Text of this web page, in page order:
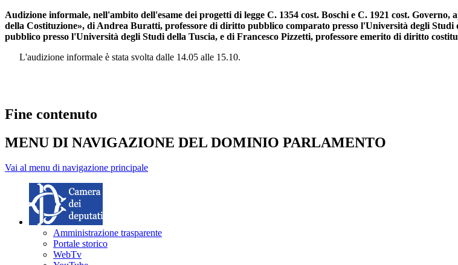
Audizione informale, nell'ambito dell'esame dei progetti di legge C. 1354 cost. Boschi e C. 1921 cost.
della Costituzione», di Andrea Buratti, professore di diritto pubblico comparato presso l'Università degli
pubblico presso l'Università degli Studi della Tuscia, e di Francesco Pizzetti, professore emerito di diritto
L'audizione informale è stata svolta dalle 14.05 alle 15.10.
Fine contenuto
MENU DI NAVIGAZIONE DEL DOMINIO PARLAMENTO
Vai al menu di navigazione principale
Amministrazione trasparente
Portale storico
WebTv